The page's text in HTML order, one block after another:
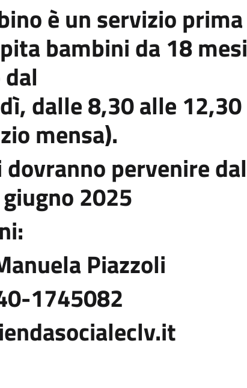
è un servizio prima
bambini da 18 mesi
dalle 8,30 alle 12,30
mensa).
pervenire dal
2025
Piazzoli
1745082